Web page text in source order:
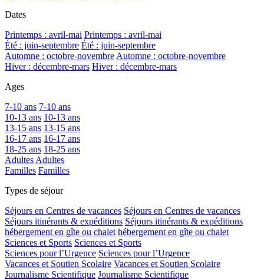
Dates
Printemps : avril-mai Printemps : avril-mai
Été : juin-septembre Été : juin-septembre
Automne : octobre-novembre Automne : octobre-novembre
Hiver : décembre-mars Hiver : décembre-mars
Ages
7-10 ans 7-10 ans
10-13 ans 10-13 ans
13-15 ans 13-15 ans
16-17 ans 16-17 ans
18-25 ans 18-25 ans
Adultes Adultes
Familles Familles
Types de séjour
Séjours en Centres de vacances Séjours en Centres de vacances
Séjours itinérants & expéditions Séjours itinérants & expéditions
hébergement en gîte ou chalet hébergement en gîte ou chalet
Sciences et Sports Sciences et Sports
Sciences pour l’Urgence Sciences pour l’Urgence
Vacances et Soutien Scolaire Vacances et Soutien Scolaire
Journalisme Scientifique Journalisme Scientifique